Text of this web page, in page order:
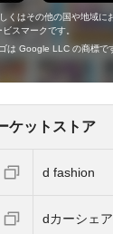
くはその他の国や地域に
スマークです。
Google LLC の商標で
ケットストア
d fashion
dカーシェア